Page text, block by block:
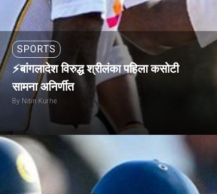
SPORTS
⚡बांगलादेश विरुद्ध श्रीलंका पहिला कसोटी
सामना अनिर्णीत
By Nitin Kurhe